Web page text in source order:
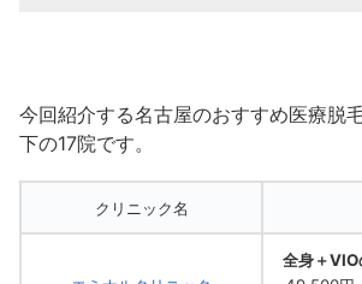
今回紹介する名古屋のおすすめ医療脱
下の17院です。
クリニック名
全身＋VIO